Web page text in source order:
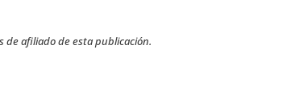
de afiliado de esta publicación.